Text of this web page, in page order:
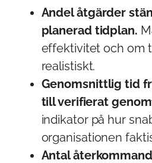
Andel åtgärder
planerad tidplan.
effektivitet och om
realistiskt.
Genomsnittlig tid
till verifierat
indikator på hur
organisationen
Antal